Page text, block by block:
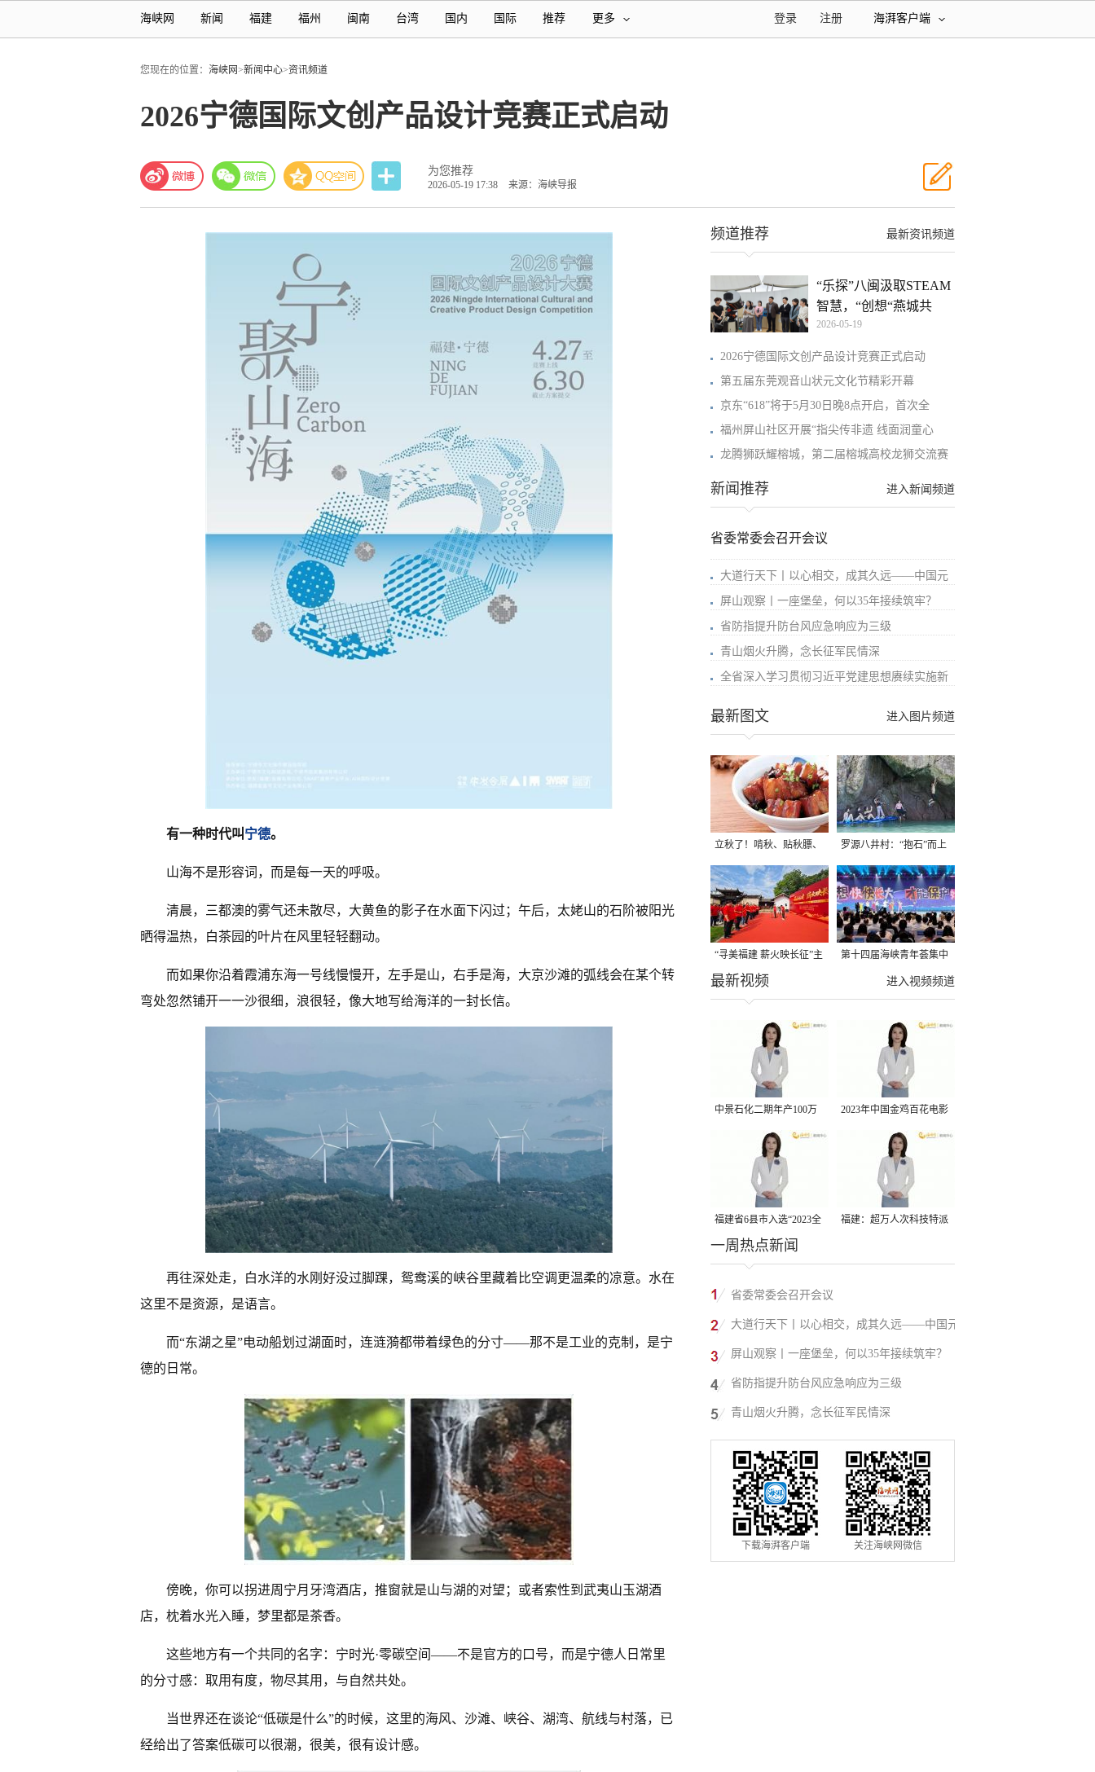
海峡网 新闻 福建 福州 闽南 台湾 国内 国际 推荐 更多 海湃客户端
注册
登录
您现在的位置： 海峡网>新闻中心>资讯频道
2026宁德国际文创产品设计竞赛正式启动
为您推荐
2026-05-19 17:38 来源：海峡导报
有一种时代叫 宁德。
山海不是形容词，而是每一天的呼吸。
清晨，三都澳的雾气还未散尽，大黄鱼的影子在水面下闪过；午后，太姥山的石阶被阳光
晒得温热，白茶园的叶片在风里轻轻翻动。
而如果你沿着霞浦东海一号线慢慢开，左手是山，右手是海，大京沙滩的弧线会在某个转
弯处忽然铺开一一沙很细，浪很轻，像大地写给海洋的一封长信。
再往深处走，白水洋的水刚好没过脚踝，鸳鸯溪的峡谷里藏着比空调更温柔的凉意。水在
这里不是资源，是语言。
而“东湖之星”电动船划过湖面时，连涟漪都带着绿色的分寸——那不是工业的克制，是宁
德的日常。
傍晚，你可以拐进周宁月牙湾酒店，推窗就是山与湖的对望；或者索性到武夷山玉湖酒
店，枕着水光入睡，梦里都是茶香。
这些地方有一个共同的名字：宁时光·零碳空间——不是官方的口号，而是宁德人日常里
的分寸感：取用有度，物尽其用，与自然共处。
当世界还在谈论“低碳是什么”的时候，这里的海风、沙滩、峡谷、湖湾、航线与村落，已
经给出了答案低碳可以很潮，很美，很有设计感。
最新资讯频道
频道推荐
“乐探”八闽汲取STEAM
智慧，“创想“燕城共
2026-05-19
2026宁德国际文创产品设计竞赛正式启动
第五届东莞观音山状元文化节精彩开幕
京东“618”将于5月30日晚8点开启，首次全
福州屏山社区开展“指尖传非遗 线面润童心
龙腾狮跃耀榕城，第二届榕城高校龙狮交流赛
进入新闻频道
新闻推荐
省委常委会召开会议
大道行天下丨以心相交，成其久远——中国元
屏山观察丨一座堡垒，何以35年接续筑牢？
省防指提升防台风应急响应为三级
青山烟火升腾，念长征军民情深
全省深入学习贯彻习近平党建思想赓续实施新
进入图片频道
最新图文
立秋了！啃秋、贴秋膘、
晒秋，福建人这样过才够
味→
罗源八井村：“抱石”而上
“寻美福建 薪火映长征”主
题活动在龙岩长汀启动
第十四届海峡青年荟集中
阶段活动在福州举行
进入视频频道
最新视频
中景石化二期年产100万
吨丙烷脱氢项目建成中交
2023年中国金鸡百花电影
节有福电影巡展31日启动
福建省6县市入选“2023全
国县域发展潜力百强县”
福建：超万人次科技特派
一周热点新闻
省委常委会召开会议
大道行天下丨以心相交，成其久远——中国元
首外交的世界情怀与大国气派
屏山观察丨一座堡垒，何以35年接续筑牢？
省防指提升防台风应急响应为三级
青山烟火升腾，念长征军民情深
下载海湃客户端 关注海峡网微信